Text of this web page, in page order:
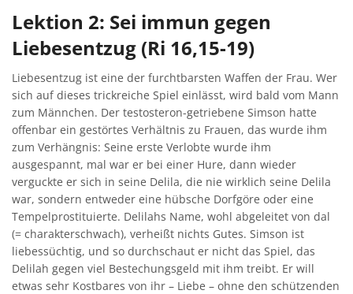
Lektion 2: Sei immun gegen
Liebesentzug (Ri 16,15-19)
Liebesentzug ist eine der furchtbarsten Waffen der Frau. Wer
sich auf dieses trickreiche Spiel einlässt, wird bald vom Mann
zum Männchen. Der testosteron-getriebene Simson hatte
offenbar ein gestörtes Verhältnis zu Frauen, das wurde ihm
zum Verhängnis: Seine erste Verlobte wurde ihm
ausgespannt, mal war er bei einer Hure, dann wieder
verguckte er sich in seine Delila, die nie wirklich seine Delila
war, sondern entweder eine hübsche Dorfgöre oder eine
Tempelprostituierte. Delilahs Name, wohl abgeleitet von dal
(= charakterschwach), verheißt nichts Gutes. Simson ist
liebessüchtig, und so durchschaut er nicht das Spiel, das
Delilah gegen viel Bestechungsgeld mit ihm treibt. Er will
etwas sehr Kostbares von ihr – Liebe – ohne den schützenden